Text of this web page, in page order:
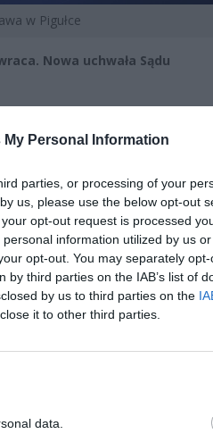
My Personal Information
parties, or processing of your
us, please use the below opt-out
opt-out request is processed
information utilized by us
opt-out. You may separately
third parties on the IAB’s list of
by us to third parties on the
it to other third parties.
data.
w Pigułce
Nowa uchwała Sądu
tańszy aż o 150 zł, a to
ZUS wypłacił już 173 mln